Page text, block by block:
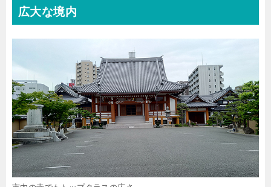
広大な境内